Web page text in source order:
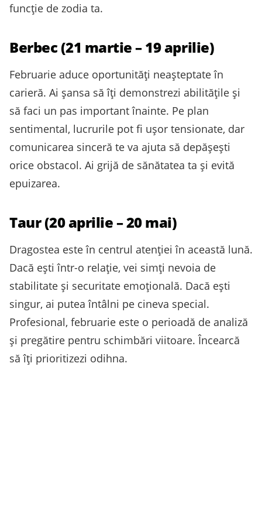
funcție de zodia ta.
Berbec (21 martie – 19 aprilie)
Februarie aduce oportunități neașteptate în
carieră. Ai șansa să îți demonstrezi abilitățile și
să faci un pas important înainte. Pe plan
sentimental, lucrurile pot fi ușor tensionate, dar
comunicarea sinceră te va ajuta să depășești
orice obstacol. Ai grijă de sănătatea ta și evită
epuizarea.
Taur (20 aprilie – 20 mai)
Dragostea este în centrul atenției în această lună.
Dacă ești într-o relație, vei simți nevoia de
stabilitate și securitate emoțională. Dacă ești
singur, ai putea întâlni pe cineva special.
Profesional, februarie este o perioadă de analiză
și pregătire pentru schimbări viitoare. Încearcă
să îți prioritizezi odihna.